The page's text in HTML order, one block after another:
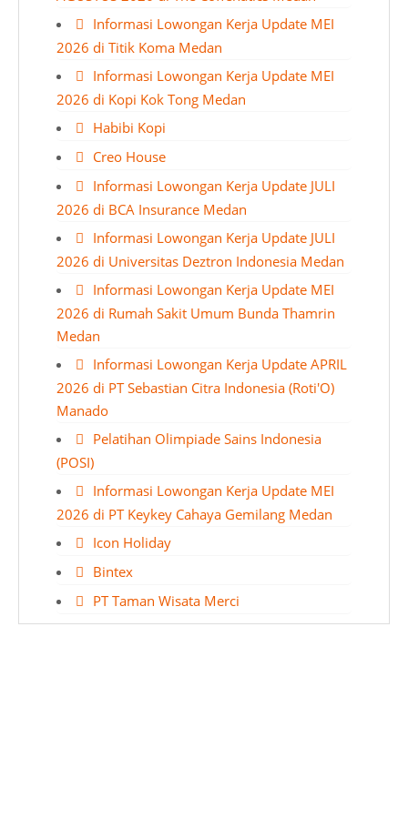
Informasi Lowongan Kerja Update MEI
2026 di Titik Koma Medan
Informasi Lowongan Kerja Update MEI
2026 di Kopi Kok Tong Medan
Habibi Kopi
Creo House
Informasi Lowongan Kerja Update JULI
2026 di BCA Insurance Medan
Informasi Lowongan Kerja Update JULI
2026 di Universitas Deztron Indonesia Medan
Informasi Lowongan Kerja Update MEI
2026 di Rumah Sakit Umum Bunda Thamrin
Medan
Informasi Lowongan Kerja Update APRIL
2026 di PT Sebastian Citra Indonesia (Roti'O)
Manado
Pelatihan Olimpiade Sains Indonesia
(POSI)
Informasi Lowongan Kerja Update MEI
2026 di PT Keykey Cahaya Gemilang Medan
Icon Holiday
Bintex
PT Taman Wisata Merci